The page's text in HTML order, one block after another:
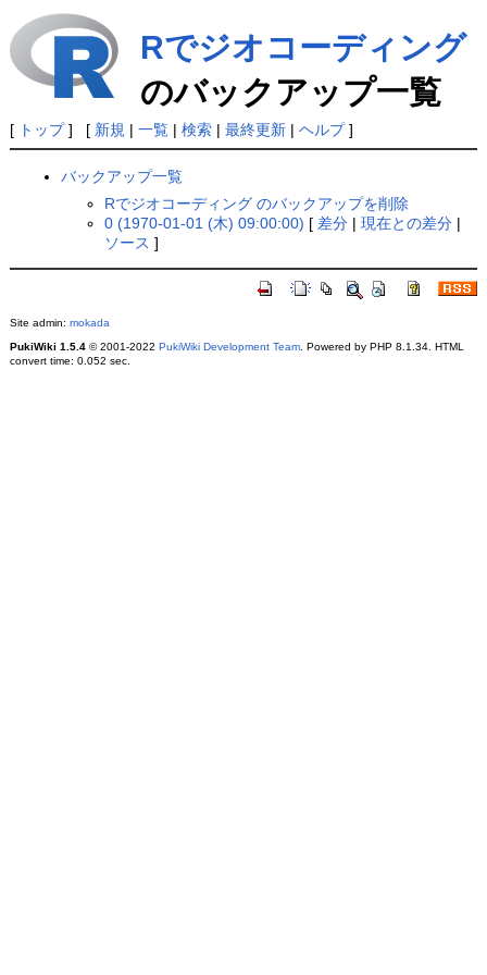
Rでジオコーディング
のバックアップ一覧
[ トップ] [ 新規 | 一覧| 検索| 最終更新| ヘルプ]
バックアップ一覧
Rでジオコーディング のバックアップを削除
0 (1970-01-01 (木) 09:00:00) [ 差分 |現在との差分 |
ソース ]
Site admin: mokada
PukiWiki 1.5.4© 2001-2022 PukiWiki Development Team. Powered by PHP 8.1.34. HTML
convert time: 0.052 sec.